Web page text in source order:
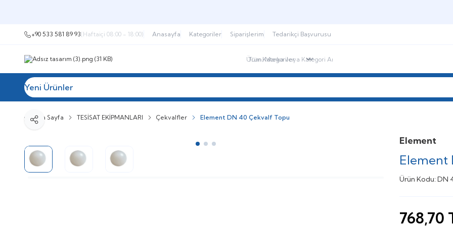
+90 533 581 89 93(Haftaiçi 08:00 - 18:00) Anasayfa Kategoriler Siparişlerim Tedarikçi Başvurusu
Yeni Ürünler
Ana Sayfa TESİSAT EKİPMANLARI Çekvalfler Element DN 40 Çekvalf Topu
Paylaş
Element
Element
Ürün Kodu: DN
768,70